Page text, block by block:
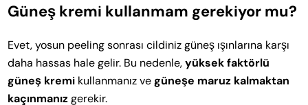
Güneş kremi kullanmam gerekiyor mu?
Evet, yosun peeling sonrası cildiniz güneş ışınlarına karşı
daha hassas hale gelir. Bu nedenle,yüksek faktörlü
güneş kremi kullanmanız vegüneşe maruz kalmaktan
kaçınmanızgerekir.